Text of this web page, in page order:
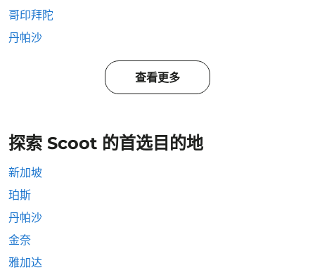
哥印拜陀
丹帕沙
查看更多
探索 Scoot 的首选目的地
新加坡
珀斯
丹帕沙
金奈
雅加达